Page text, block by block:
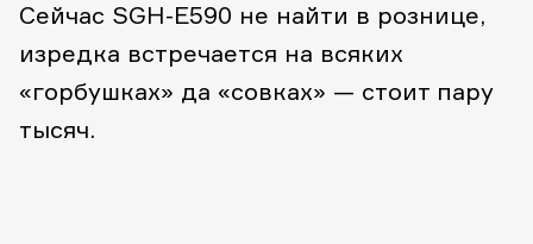
Сейчас SGH-E590 не найти в рознице,
изредка встречается на всяких
«горбушках» да «совках» — стоит пару
тысяч.